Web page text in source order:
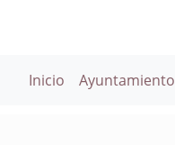
Inicio Ayuntamiento